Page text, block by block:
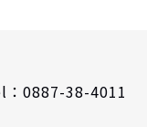
0887-38-4011